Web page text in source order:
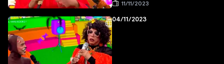
11/11/2023
04/11/2023